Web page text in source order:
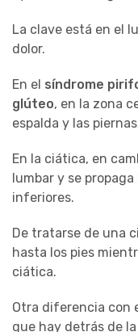
La clave está en el
dolor.
En el síndrome
glúteo, en la zona
espalda y las
En la ciática, en
lumbar y se
inferiores.
De tratarse de una
hasta los pies
ciática.
Otra diferencia con
que hay detrás de